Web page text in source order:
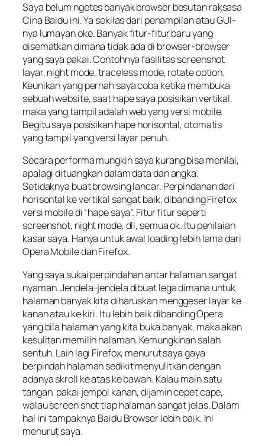
Saya belum ngetes banyak browser besutan raksasa
Cina Baidu ini. Ya sekilas dari penampilan atau GUI-
nya lumayan oke. Banyak fitur-fitur baru yang
disematkan dimana tidak ada di browser-browser
yang saya pakai. Contohnya fasilitas screenshot
layar, night mode, traceless mode, rotate option.
Keunikan yang pernah saya coba ketika membuka
sebuah website, saat hape saya posisikan vertikal,
maka yang tampil adalah web yang versi mobile.
Begitu saya posisikan hape horisontal, otomatis
yang tampil yang versi layar penuh.
Secara performa mungkin saya kurang bisa menilai,
apalagi dituangkan dalam data dan angka.
Setidaknya buat browsing lancar. Perpindahan dari
horisontal ke vertikal sangat baik, dibanding Firefox
versi mobile di “hape saya”. Fitur fitur seperti
screenshot, night mode, dll, semua ok. Itu penilaian
kasar saya. Hanya untuk awal loading lebih lama dari
Opera Mobile dan Firefox.
Yang saya sukai perpindahan antar halaman sangat
nyaman. Jendela-jendela dibuat lega dimana untuk
halaman banyak kita diharuskan menggeser layar ke
kanan atau ke kiri. Itu lebih baik dibanding Opera
yang bila halaman yang kita buka banyak, maka akan
kesulitan memilih halaman. Kemungkinan salah
sentuh. Lain lagi Firefox, menurut saya gaya
berpindah halaman sedikit menyulitkan dengan
adanya skroll ke atas ke bawah. Kalau main satu
tangan, pakai jempol kanan, dijamin cepet cape,
walau screen shot tiap halaman sangat jelas. Dalam
hal ini tampaknya Baidu Browser lebih baik. Ini
menurut saya.